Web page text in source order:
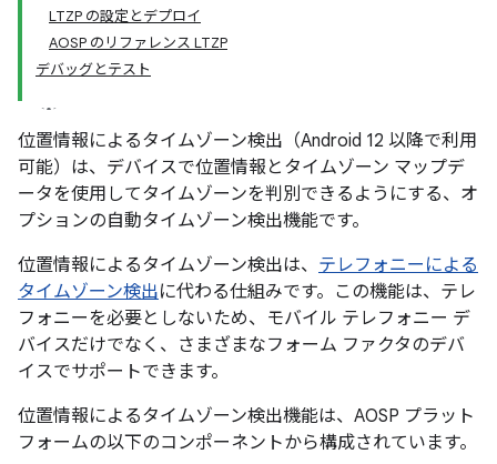
LTZP の設定とデプロイ
AOSP のリファレンス LTZP
デバッグとテスト
位置情報によるタイムゾーン検出（Android 12 以降で利用
可能）は、デバイスで位置情報とタイムゾーン マップデ
ータを使用してタイムゾーンを判別できるようにする、オ
プションの自動タイムゾーン検出機能です。
位置情報によるタイムゾーン検出は、 テレフォニーによる
タイムゾーン検出に代わる仕組みです。この機能は、テレ
フォニーを必要としないため、モバイル テレフォニー デ
バイスだけでなく、さまざまなフォーム ファクタのデバ
イスでサポートできます。
位置情報によるタイムゾーン検出機能は、AOSP プラット
フォームの以下のコンポーネントから構成されています。